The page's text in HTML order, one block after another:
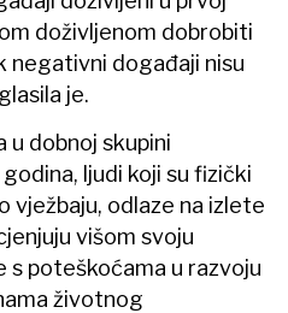
doživljenom dobrobiti
negativni događaji nisu
je.
u dobnoj skupini
ljudi koji su fizički
vježbaju, odlaze na izlete
višom svoju
poteškoćama u razvoju
životnog